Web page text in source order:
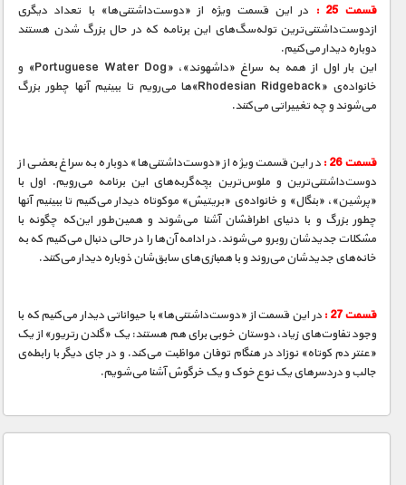
قسمت 25 :
در این قسمت ویژه از «دوست‌داشتنی‌ها» با تعداد دیگری
ازدوست‌داشتنی‌ترین توله‌سگ‌های این برنامه که در حال بزرگ شدن هستند
دوباره دیدار می‌کنیم.
این بار اول از همه به سراغ «داشهوند»، «Portuguese Water Dog» و
خانواده‌ی «Rhodesian Ridgeback»ها می‌رویم تا ببینیم آنها چطور بزرگ
می‌شوند و چه تغییراتی می‌کنند.
قسمت 26 :
در این قسمت ویژه از «دوست‌داشتنی‌ها» دوباره به سراغ بعضی از
دوست‌داشتنی‌ترین و ملوس‌ترین ‌بچه‌گربه‌های این برنامه می‌رویم. اول با
«پرشین»، «بنگال» و خانواده‌ی «بریتیش» موکوتاه دیدار می‌کنیم تا ببینیم آنها
چطور بزرگ و با دنیای اطرافشان آشنا می‌شوند و همین‌طور این‌که چگونه با
مشکلات جدیدشان روبرو می‌شوند. در ادامه آن‌ها را در حالی دنبال می‌کنیم که به
خانه‌های جدیدشان می‌روند و با همبازی‌های سابق‌شان ذوباره دیدار می‌کنند.
قسمت 27 :
در این قسمت از «‌دوست‌داشتنی‌ها» با حیواناتی دیدار می‌کنیم که با
وجود تفاوت‌های زیاد، دوستان خوبی برای هم هستند: یک «گلدن رتریور» از یک
«عنتر دم کوتاه» نوزاد در هنگام توفان مواظبت ‌می‌کند. و در جای دیگر با رابطه‌ی
جالب و دردسرهای یک نوع خوک و یک خرگوش آشنا می‌شویم.